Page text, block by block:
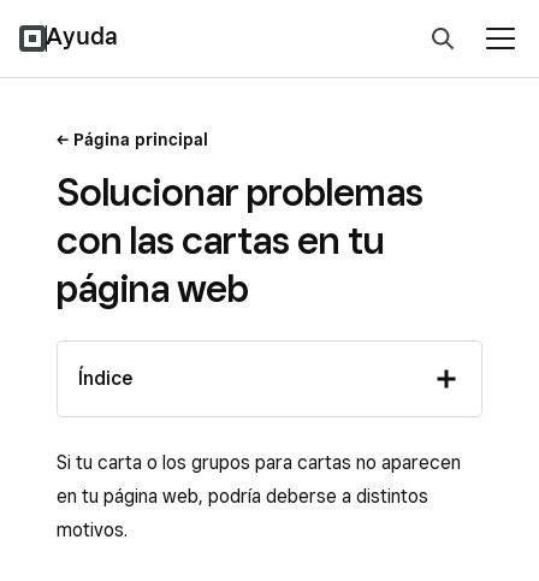
Ayuda
Página principal
Solucionar problemas
con las cartas en tu
página web
Índice
Si tu carta o los grupos para cartas no aparecen
en tu página web, podría deberse a distintos
motivos.